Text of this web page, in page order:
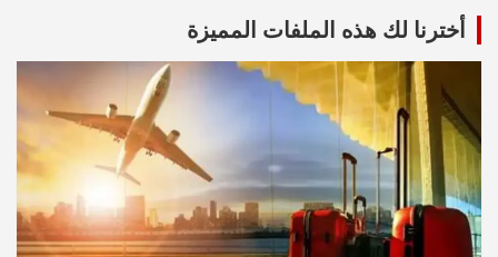
أخترنا لك هذه الملفات المميزة